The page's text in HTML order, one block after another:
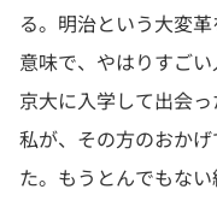
る。明治という大変
意味で、やはりすご
京大に入学して出会
私が、その方のおか
た。もうとんでもな